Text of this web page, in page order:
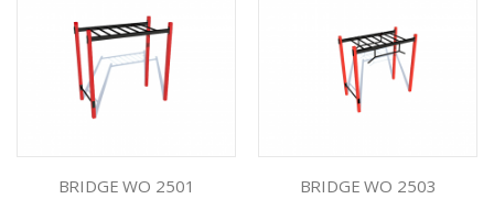
BRIDGE WO 2501 BRIDGE WO 2503